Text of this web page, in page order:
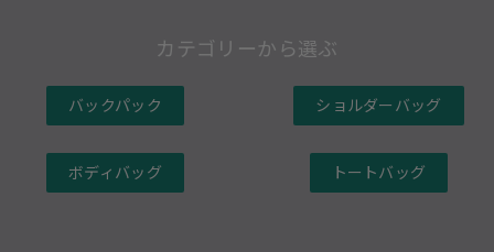
カテゴリーから選ぶ
バックパック ショルダーバッグ
ボディバッグ トートバッグ